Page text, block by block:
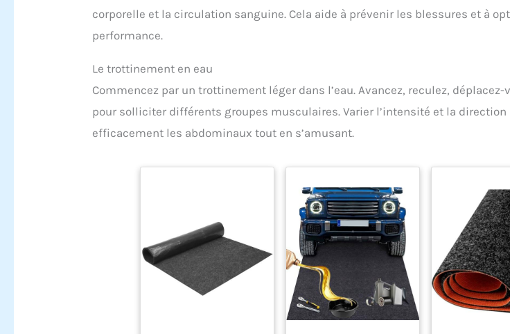
corporelle et la circulation sanguine. Cela aide à prévenir les blessures et à
performance.
Le trottinement en eau
Commencez par un trottinement léger dans l’eau. Avancez, reculez,
pour solliciter différents groupes musculaires. Varier l’intensité et la direction
efficacement les abdominaux tout en s’amusant.